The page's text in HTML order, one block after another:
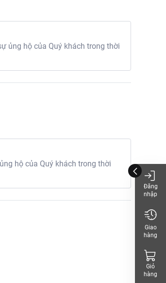
ủng hộ của Quý khách trong thời
hộ của Quý khách trong thời
Đăng
nhập
Giao
hàng
Giỏ
hàng